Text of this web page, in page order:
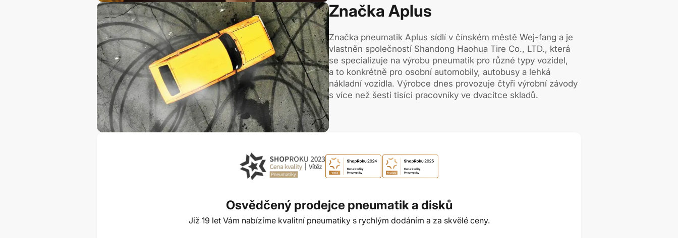
Značka Aplus
Značka pneumatik Aplus sídlí v čínském městě Wej-fang a je
vlastněn společností Shandong Haohua Tire Co., LTD., která
se specializuje na výrobu pneumatik pro různé typy vozidel,
a to konkrétně pro osobní automobily, autobusy a lehká
nákladní vozidla. Výrobce dnes provozuje čtyři výrobní závody
s více než šesti tisíci pracovníky ve dvacítce skladů.
Osvědčený prodejce pneumatik a disků
Již 19 let Vám nabízíme kvalitní pneumatiky s rychlým dodáním a za skvělé ceny.